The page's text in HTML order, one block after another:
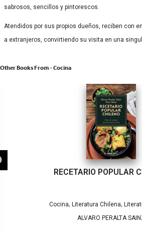
sabrosos, sencillos y pintorescos.
Atendidos por sus propios dueños, reciben con
a extranjeros, convirtiendo su visita en una
Other Books From - Cocina
RECETARIO POPULAR
Cocina, Literatura Chilena,
ALVARO PERALTA